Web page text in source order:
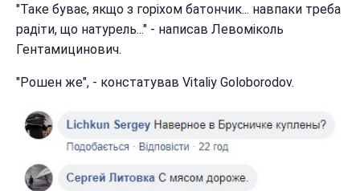
"Таке буває, якщо з горіхом батончик... навпаки треба
радіти, що натурель..." - написав Левоміколь
Гентамицинович.
"Рошен же", - констатував Vitaliy Goloborodov.